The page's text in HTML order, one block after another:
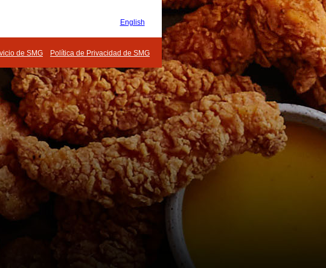
English
Política de Privacidad de SMG
de SMG